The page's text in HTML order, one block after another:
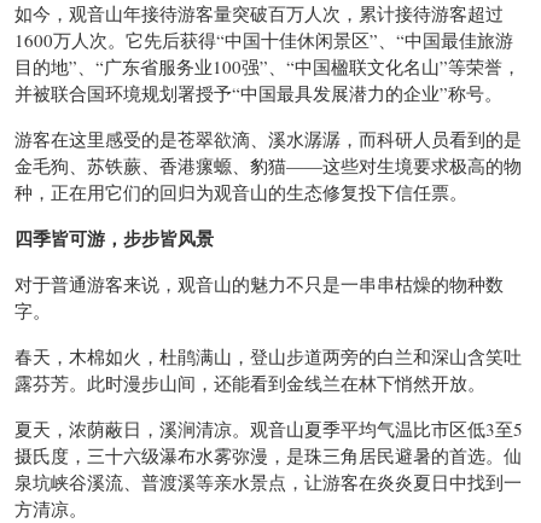
如今，观音山年接待游客量突破百万人次，累计接待游客超过
1600万人次。它先后获得“中国十佳休闲景区”、“中国最佳旅游
目的地”、“广东省服务业100强”、“中国楹联文化名山”等荣誉，
并被联合国环境规划署授予“中国最具发展潜力的企业”称号。
游客在这里感受的是苍翠欲滴、溪水潺潺，而科研人员看到的是
金毛狗、苏铁蕨、香港瘰螈、豹猫——这些对生境要求极高的物
种，正在用它们的回归为观音山的生态修复投下信任票。
四季皆可游，步步皆风景
对于普通游客来说，观音山的魅力不只是一串串枯燥的物种数
字。
春天，木棉如火，杜鹃满山，登山步道两旁的白兰和深山含笑吐
露芬芳。此时漫步山间，还能看到金线兰在林下悄然开放。
夏天，浓荫蔽日，溪涧清凉。观音山夏季平均气温比市区低3至5
摄氏度，三十六级瀑布水雾弥漫，是珠三角居民避暑的首选。仙
泉坑峡谷溪流、普渡溪等亲水景点，让游客在炎炎夏日中找到一
方清凉。